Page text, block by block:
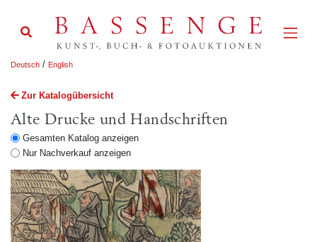
Deutsch / English
Zur Katalogübersicht
Alte Drucke und Handschriften
Gesamten Katalog anzeigen
Nur Nachverkauf anzeigen